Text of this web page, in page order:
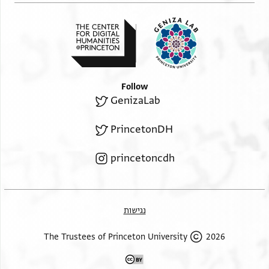
יוסף [א]לביאע נצף אל..א נצף
אלגמע תלאתה ועשרין
Follow
GenizaLab
PrincetonDH
princetoncdh
נגישות
2026 The Trustees of Princeton University